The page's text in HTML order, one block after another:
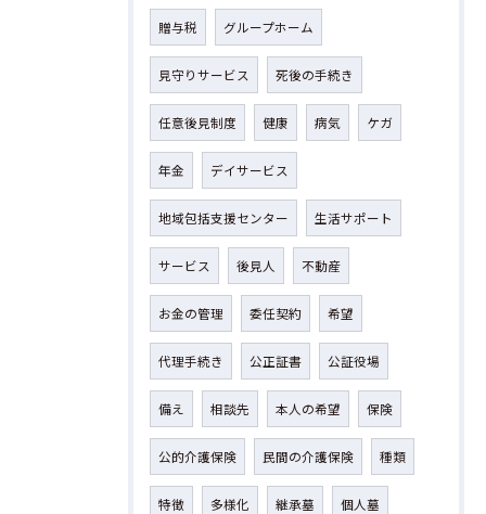
贈与税 グループホーム
見守りサービス 死後の手続き
任意後見制度 健康 病気 ケガ
年金 デイサービス
地域包括支援センター 生活サポート
サービス 後見人 不動産
お金の管理 委任契約 希望
代理手続き 公正証書 公証役場
備え 相談先 本人の希望 保険
公的介護保険 民間の介護保険 種類
特徴 多様化 継承墓 個人墓